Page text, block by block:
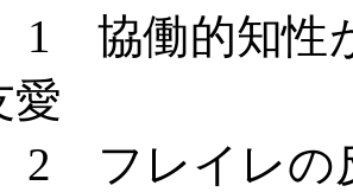
的知性がめ
愛
イレの反省